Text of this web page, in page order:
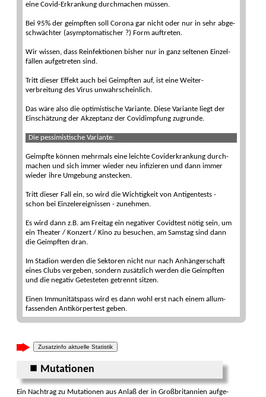
eine Covid-Er­krankung durc­hmachen müssen.
Bei 95% der ge­impften soll Corona gar nicht oder nur in sehr abge­
schwächter (asymptomatischer ?) Form auftreten.
Wir wissen, dass Re­infektionen bisher nur in ganz seltenen Einzel­
fällen aufgetreten sind.
Tritt dieser Effekt auch bei Ge­impften auf, ist eine Weiter­
verbreitung des Virus unwahr­scheinlich.
Das wäre also die opti­mistische Variante. Diese Variante liegt der
Ein­schät­zung der Ak­zep­tanz der Covid­impfung zu­grunde.
Die pessimistische Variante:
Geimpfte können mehrmals eine leichte Covid­erkrankung durch­
machen und sich immer wieder neu infi­zieren und dann immer
wieder ihre Umge­bung anstecken.
Tritt dieser Fall ein, so wird die Wichtig­keit von Antigen­tests -
schon bei Einzel­ereignissen - zu­nehmen.
Es wird dann z.B. am Freitag ein negativer Covid­test nötig sein, um
ein Theater / Konzert / Kino zu besuchen, am Sams­tag sind dann
die Ge­impften dran.
Im Stadion werden die Sek­toren nicht nur nach Anhänger­schaft
eines Clubs vergeben, sondern zusätzlich werden die Ge­impften
und die negativ Getes­teten getrennt sitzen.
Einen Immuni­täts­pass wird es dann wohl erst nach einem allum­
fassenden Anti­körper­test geben.
Zusatzinfo aktuelle Statistik
⏹ Mutationen
Ein Nach­trag zu Muta­tionen aus An­laß der in Groß­britannien aufge­